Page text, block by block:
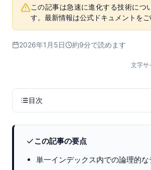
この記事は急速に進化する技術につ
す。最新情報は公式ドキュメントをご
2026年1月5日 約9分で読めます
文字サ
目次
この記事の要点
単一インデックス内での論理的